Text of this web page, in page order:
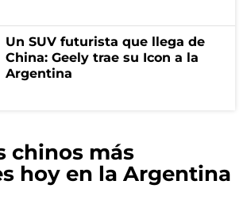
Un SUV futurista que llega de
China: Geely trae su Icon a la
Argentina
chinos más
hoy en la Argentina